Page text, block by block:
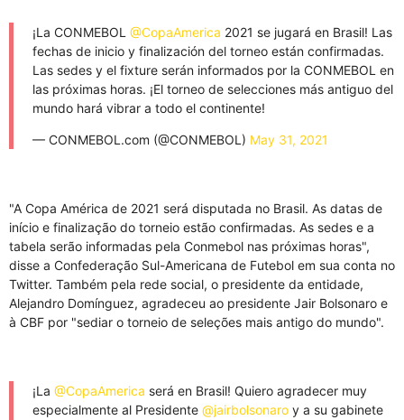
¡La CONMEBOL @CopaAmerica 2021 se jugará en Brasil! Las
fechas de inicio y finalización del torneo están confirmadas.
Las sedes y el fixture serán informados por la CONMEBOL en
las próximas horas. ¡El torneo de selecciones más antiguo del
mundo hará vibrar a todo el continente!
— CONMEBOL.com (@CONMEBOL) May 31, 2021
"A Copa América de 2021 será disputada no Brasil. As datas de
início e finalização do torneio estão confirmadas. As sedes e a
tabela serão informadas pela Conmebol nas próximas horas",
disse a Confederação Sul-Americana de Futebol em sua conta no
Twitter. Também pela rede social, o presidente da entidade,
Alejandro Domínguez, agradeceu ao presidente Jair Bolsonaro e
à CBF por "sediar o torneio de seleções mais antigo do mundo".
¡La @CopaAmerica será en Brasil! Quiero agradecer muy
especialmente al Presidente @jairbolsonaro y a su gabinete